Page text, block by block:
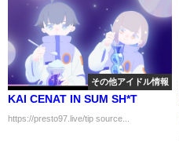
その他アイドル情報
KAI CENAT IN SUM SH*T
https://presto97.live/tip source...